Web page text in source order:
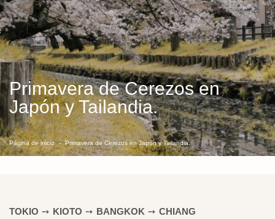
Primavera de Cerezos en
Japón y Tailandia.
Página de inicio Primavera de Cerezos en Japón y Tailandia.
TOKIO ➙ KIOTO ➙ BANGKOK ➙ CHIANG